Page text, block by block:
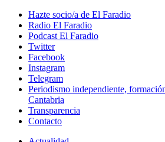
Hazte socio/a de El Faradio
Radio El Faradio
Podcast El Faradio
Twitter
Facebook
Instagram
Telegram
Periodismo independiente,
Cantabria
Transparencia
Contacto